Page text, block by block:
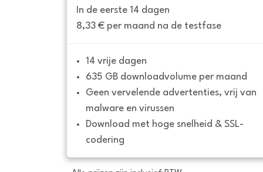
In de eerste 14 dagen
8,33 € per maand na de testfase
14 vrije dagen
635 GB downloadvolume per maand
Geen vervelende advertenties, vrij van
malware en virussen
Download met hoge snelheid & SSL-
codering